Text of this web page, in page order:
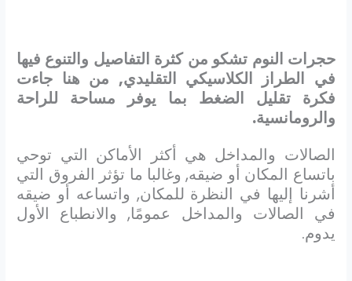
حجرات النوم تشكو من كثرة التفاصيل والتنوع فيها
في الطراز الكلاسيكي التقليدي, من هنا جاءت
فكرة تقليل الضغط بما يوفر مساحة للراحة
والرومانسية.
الصالات والمداخل هي أكثر الأماكن التي توحي
باتساع المكان أو ضيقه, وغالبا ما تؤثر الفروق التي
أشرنا إليها في النظرة للمكان, واتساعه أو ضيقه
في الصالات والمداخل عمومًا, والانطباع الأول
يدوم.